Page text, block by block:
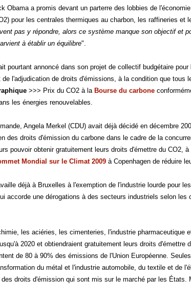
Obama a promis devant un parterre des lobbies de
pour les centrales thermiques au charbon, les raffineries et
pas y répondre, alors ce système manque son objectif et
à établir un équilibre".
pourtant annoncé dans son projet de collectif budgétaire
de l'adjudication de droits d'émissions, à la condition que
>>> Prix du CO2 à la Bourse du carbone
les énergies renouvelables.
Angela Merkel (CDU) avait déjà décidé en décembre
des droits d'émission du carbone dans le cadre de la
pouvoir obtenir gratuitement leurs droits d'émettre du
Mondial sur le Climat 2009 à Copenhagen de réduire
déjà à Bruxelles à l'exemption de l'industrie lourde pour
accorde une dérogations à des secteurs industriels selon
les aciéries, les cimenteries, l'industrie pharmaceutique
2020 et obtiendraient gratuitement leurs droits
de 80 à 90% des émissions de l'Union Européenne.
du métal et l'industrie automobile, du textile et de
des droits d'émission qui sont mis sur le marché par les